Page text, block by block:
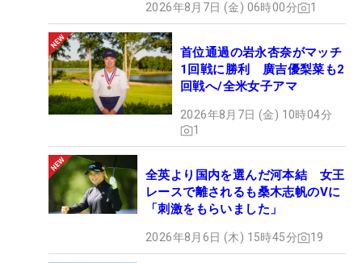
2026年8月7日 (金) 06時00分 1
首位通過の岩永杏奈がマッチ
1回戦に勝利 廣吉優梨菜も2
回戦へ/全米女子アマ
2026年8月7日 (金) 10時04分
1
全英より国内を選んだ河本結 女王
レースで離されるも桑木志帆のVに
「刺激をもらいました」
2026年8月6日 (木) 15時45分 19